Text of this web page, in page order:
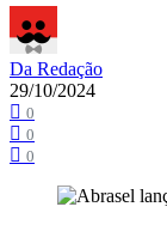
Da Redação
29/10/2024
0
0
0